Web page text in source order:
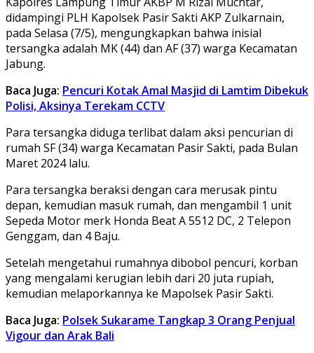
didampingi PLH Kapolsek Pasir Sakti AKP Zulkarnain,
pada Selasa (7/5), mengungkapkan bahwa inisial
tersangka adalah MK (44) dan AF (37) warga Kecamatan
Jabung.
Baca Juga: Pencuri Kotak Amal Masjid di Lamtim Dibekuk
Polisi, Aksinya Terekam CCTV
Para tersangka diduga terlibat dalam aksi pencurian di
rumah SF (34) warga Kecamatan Pasir Sakti, pada Bulan
Maret 2024 lalu.
Para tersangka beraksi dengan cara merusak pintu
depan, kemudian masuk rumah, dan mengambil 1 unit
Sepeda Motor merk Honda Beat A 5512 DC, 2 Telepon
Genggam, dan 4 Baju.
Setelah mengetahui rumahnya dibobol pencuri, korban
yang mengalami kerugian lebih dari 20 juta rupiah,
kemudian melaporkannya ke Mapolsek Pasir Sakti.
Baca Juga: Polsek Sukarame Tangkap 3 Orang Penjual
Vigour dan Arak Bali